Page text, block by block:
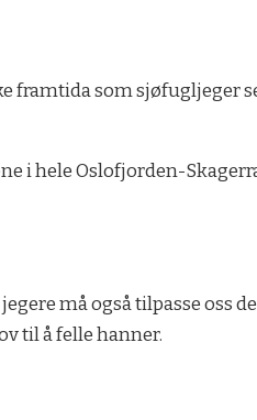
framtida som sjøfugljeger
i hele Oslofjorden-
må også tilpasse oss
til å felle hanner.